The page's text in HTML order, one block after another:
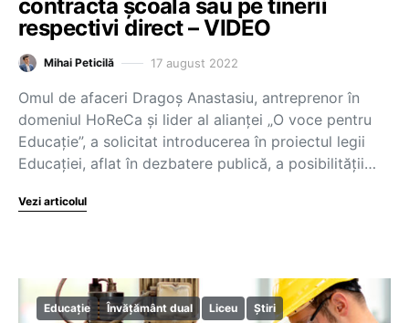
contracta școala sau pe tinerii
respectivi direct – VIDEO
Mihai Peticilă 17 august 2022
Omul de afaceri Dragoș Anastasiu, antreprenor în
domeniul HoReCa și lider al alianței „O voce pentru
Educație”, a solicitat introducerea în proiectul legii
Educației, aflat în dezbatere publică, a posibilității…
Vezi articolul
Educație Învățământ dual Liceu Știri